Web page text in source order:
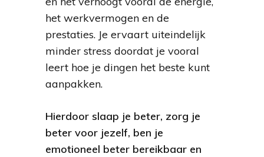
het werkvermogen en de
prestaties. Je ervaart uiteindelijk
minder stress doordat je vooral
leert hoe je dingen het beste kunt
aanpakken.
Hierdoor slaap je beter, zorg je
beter voor jezelf, ben je
emotioneel beter bereikbaar en